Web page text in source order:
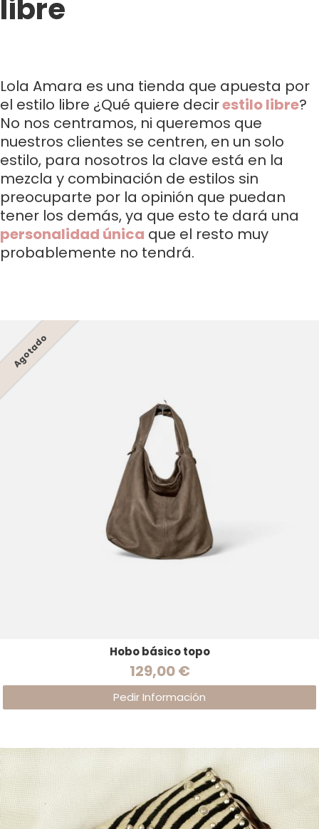
libre
Lola Amara es una tienda que apuesta por
el estilo libre ¿Qué quiere decirestilo libre?
No nos centramos, ni queremos que
nuestros clientes se centren, en un solo
estilo, para nosotros la clave está en la
mezcla y combinación de estilos sin
preocuparte por la opinión que puedan
tener los demás, ya que esto te dará una
personalidad única que el resto muy
probablemente no tendrá.
Agotado
Hobo básico topo
129,00 €
Pedir Información